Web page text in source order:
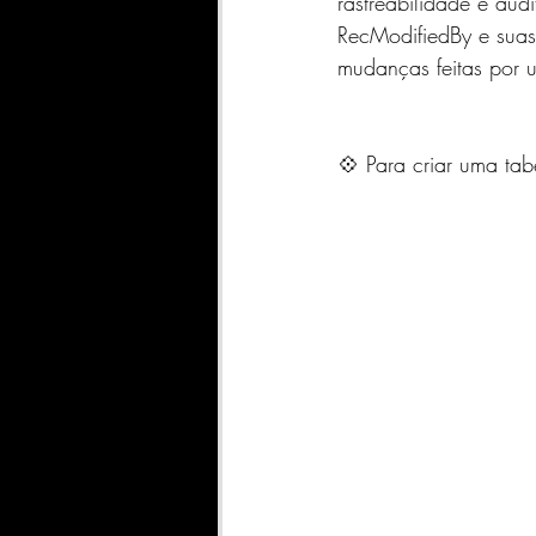
SharePoint
RecModifiedBy e
mudanças feitas por
💠 Para criar uma